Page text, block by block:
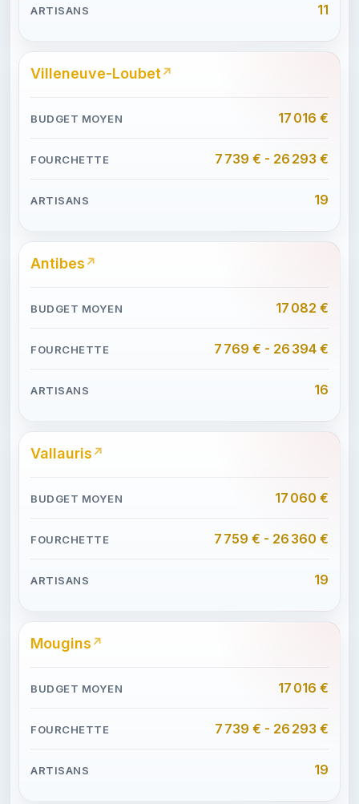
11
Villeneuve-Loubet
17 016 €
7 739 € - 26 293 €
19
Antibes
17 082 €
7 769 € - 26 394 €
16
Vallauris
17 060 €
7 759 € - 26 360 €
19
Mougins
17 016 €
7 739 € - 26 293 €
19